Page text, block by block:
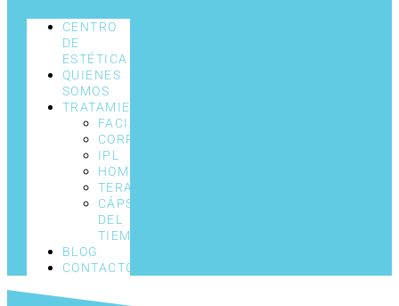
CENTRO
DE
ESTÉTICA
QUIENES
SOMOS
TRATAMIENTOS
FACIALES
CORPORALES
IPL
HOMBRES
TERAPIAS
CÁPSULA
DEL
TIEMPO
BLOG
CONTACTO